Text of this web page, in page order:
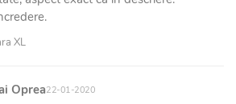
XL
Oprea22-01-2020